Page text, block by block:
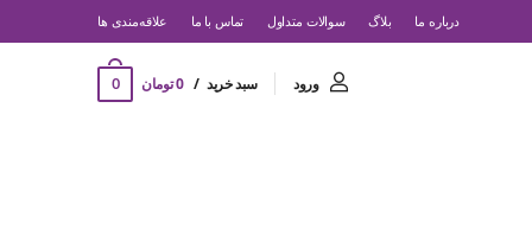
درباره ما بلاگ سوالات متداول تماس با ما ‌علاقه‌مندی ها
ورود سبد خرید 0 تومان 0